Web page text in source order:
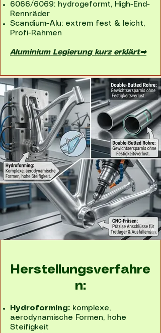
6066/6069: hydrogeformt, High-End-
Rennräder
Scandium-Alu: extrem fest & leicht,
Profi-Rahmen
Aluminium Legierung kurz erklärt➡
Herstellungsverfahre
n:
Hydroforming: komplexe,
aerodynamische Formen, hohe
Steifigkeit